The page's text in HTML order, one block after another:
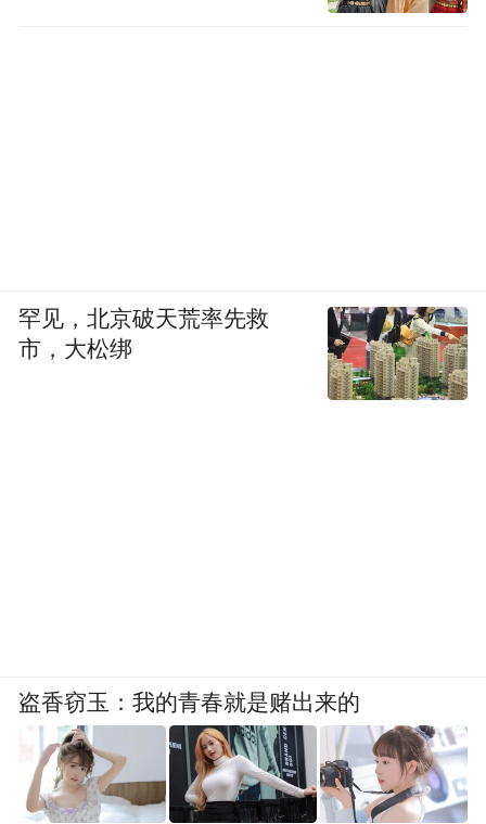
罕见，北京破天荒率先救
市，大松绑
盗香窃玉：我的青春就是赌出来的